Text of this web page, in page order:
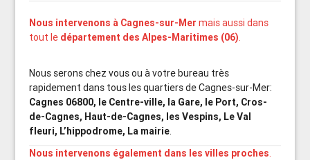
Nous intervenons à Cagnes-sur-Mer mais aussi dans
tout le département des Alpes-Maritimes (06).
Nous serons chez vous ou à votre bureau très
rapidement dans tous les quartiers de Cagnes-sur-Mer:
Cagnes 06800, le Centre-ville, la Gare, le Port, Cros-
de-Cagnes, Haut-de-Cagnes, les Vespins, Le Val
fleuri, L’hippodrome, La mairie.
Nous intervenons également dans les villes proches.